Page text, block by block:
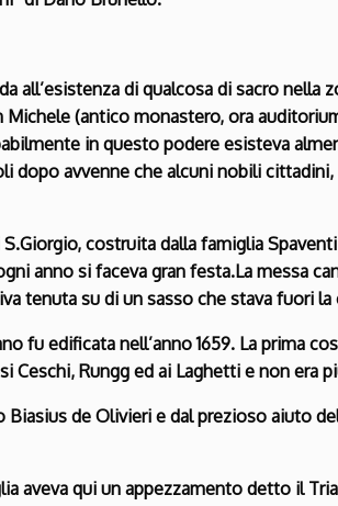
all’esistenza di qualcosa di sacro nella
Michele (antico monastero, ora
in questo podere esisteva
dopo avvenne che alcuni nobili
costruita dalla famiglia
anno si faceva gran festa.La messa
tenuta su di un sasso che stava fuori la
fu edificata nell’anno 1659. La prima
Ceschi, Rungg ed ai Laghetti e non era
Biasius de Olivieri e dal prezioso aiuto
aveva qui un appezzamento detto il